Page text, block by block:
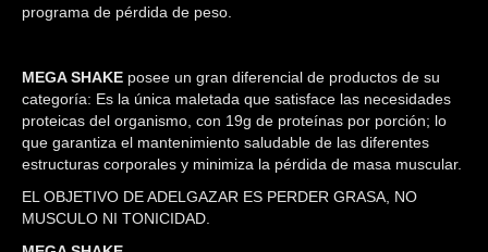
programa de pérdida de peso.
MEGA SHAKE posee un gran diferencial de productos de su
categoría: Es la única maletada que satisface las necesidades
proteicas del organismo, con 19g de proteínas por porción; lo
que garantiza el mantenimiento saludable de las diferentes
estructuras corporales y minimiza la pérdida de masa muscular.
EL OBJETIVO DE ADELGAZAR ES PERDER GRASA, NO
MUSCULO NI TONICIDAD.